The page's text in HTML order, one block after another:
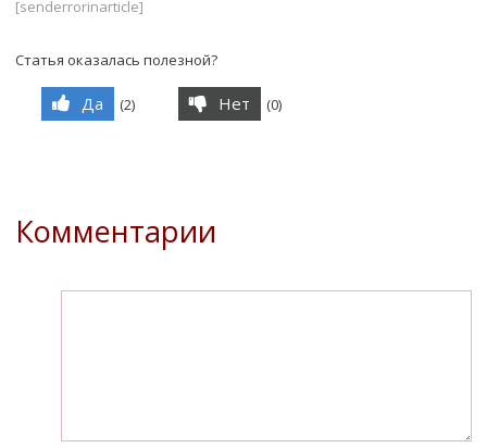
[senderrorinarticle]
Статья оказалась полезной?
Да (2) Нет (0)
Комментарии